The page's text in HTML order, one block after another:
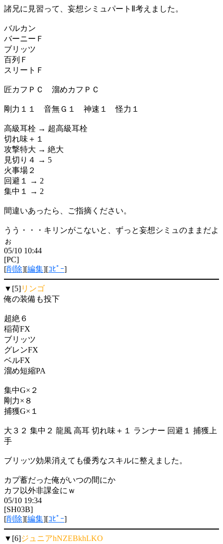
諸兄に見習って、妄想シミュパートⅡ考えました。
バルカン
バーニーＦ
ブリッツ
百列Ｆ
スリートＦ
匠カフＰＣ 溜めカフＰＣ
剛力１１ 音無Ｇ１ 神速１ 怪力１
高級耳栓 → 超高級耳栓
切れ味＋１
攻撃特大 → 絶大
見切り４ → 5
火事場２
回避１ → 2
集中１ → 2
間違いあったら、ご指摘ください。
うう・・・キリンがこないと、ずっと妄想シミュのままだよ
ぉ
05/10 10:44
[PC]
[削除][編集][ｺﾋﾟｰ]
▼[5]リンゴ
俺の装備も投下
超絶６
稲荷FX
ブリッツ
グレンFX
ベルFX
溜め短縮PA
集中G×２
剛力×８
捕獲G×１
大３２ 集中２ 龍風 高耳 切れ味＋１ ランナー 回避１ 捕獲上
手
ブリッツ効果消えても優秀なスキルに整えました。
カプ蓄だった俺がいつの間にか
カフ以外非課金にｗ
05/10 19:34
[SH03B]
[削除][編集][ｺﾋﾟｰ]
▼[6]ジュニアhNZEBkhLKO